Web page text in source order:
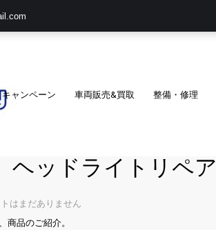
キャンペーン 車両販売&買取 整備・修理
ッドライトリペア
はまだありません
商品のご紹介。